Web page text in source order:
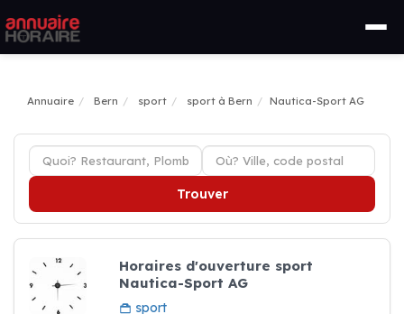
Annuaire Bern sport sport à Bern Nautica-Sport AG
Trouver
Horaires d'ouverture sport
Nautica-Sport AG
sport